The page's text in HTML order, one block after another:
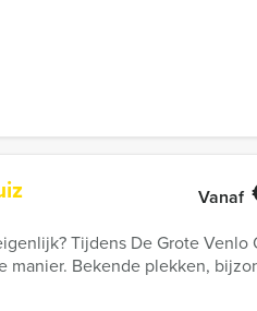
Vanaf
Tijdens De Grote
manier. Bekende plekken,